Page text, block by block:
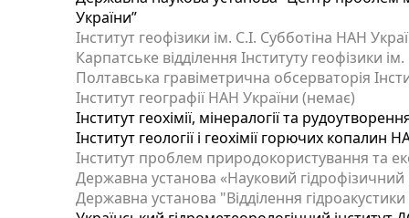
України”
Інститут геофізики ім. С.І. Субботіна НАН
Карпатське відділення Інституту геофізики
Полтавська гравіметрична обсерваторія
Інститут географії НАН України (немає)
Інститут геохімії, мінералогії та
Інститут геології і геохімії горючих копалин
Інститут проблем природокористування та
Державна установа «Науковий гідрофізичний
Державна установа "Відділення